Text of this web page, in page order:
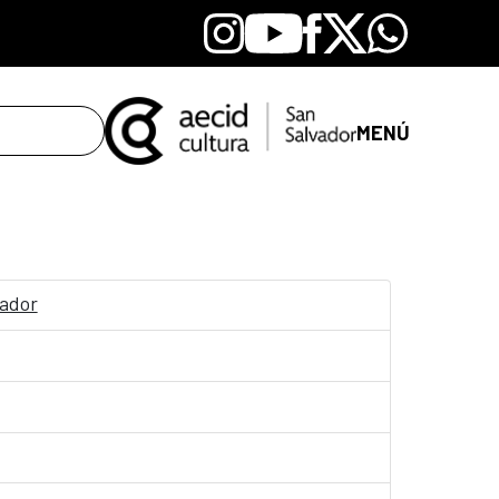
Instagram
YoutubeFacebook
X Whatsapp
MENÚ